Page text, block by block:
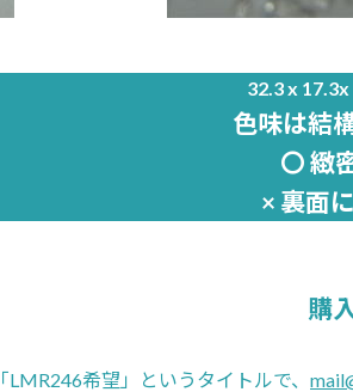
32.3 x
色味は結
〇 緻
× 裏面
購
「LMR246希望」というタイトルで、